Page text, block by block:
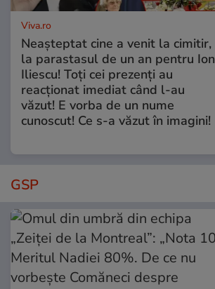
Viva.ro
Neașteptat cine a venit la cimitir,
la parastasul de un an pentru Ion
Iliescu! Toți cei prezenți au
reacționat imediat când l-au
văzut! E vorba de un nume
cunoscut! Ce s-a văzut în imagini!
GSP